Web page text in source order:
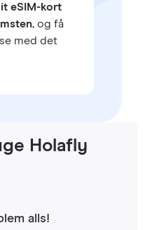
eSIM-kort
, og få
med det
Holafly
alls!